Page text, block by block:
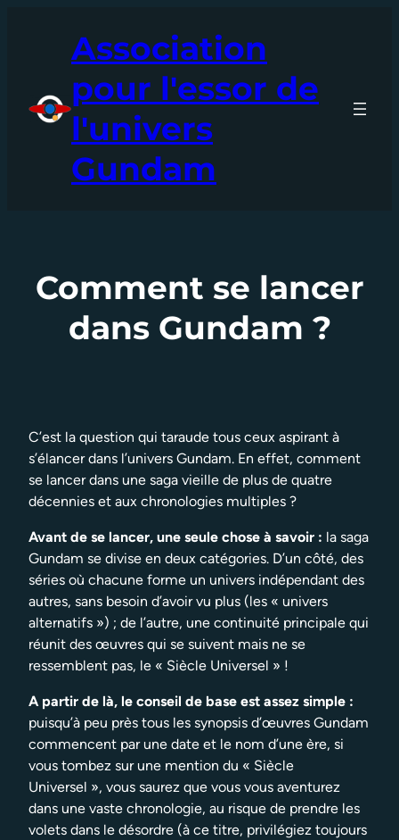
Association
pour l'essor de
l'univers
Gundam
Comment se lancer
dans Gundam ?
C’est la question qui taraude tous ceux aspirant à
s’élancer dans l’univers Gundam. En effet, comment
se lancer dans une saga vieille de plus de quatre
décennies et aux chronologies multiples ?
Avant de se lancer, une seule chose à savoir : la saga
Gundam se divise en deux catégories. D’un côté, des
séries où chacune forme un univers indépendant des
autres, sans besoin d’avoir vu plus (les « univers
alternatifs ») ; de l’autre, une continuité principale qui
réunit des œuvres qui se suivent mais ne se
ressemblent pas, le « Siècle Universel » !
A partir de là, le conseil de base est assez simple :
puisqu’à peu près tous les synopsis d’œuvres Gundam
commencent par une date et le nom d’une ère, si
vous tombez sur une mention du « Siècle
Universel », vous saurez que vous vous aventurez
dans une vaste chronologie, au risque de prendre les
volets dans le désordre (à ce titre, privilégiez toujours